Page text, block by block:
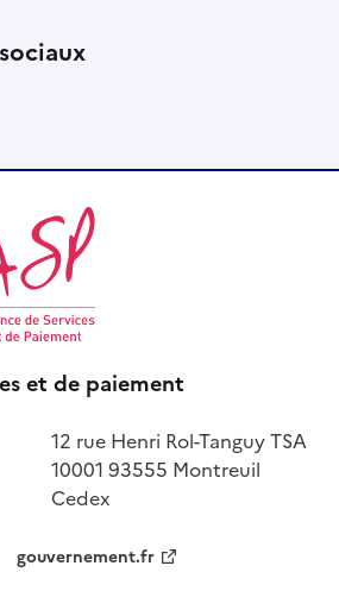
et de paiement
12 rue Henri Rol-Tanguy TSA
10001 93555 Montreuil
Cedex
gouvernement.fr